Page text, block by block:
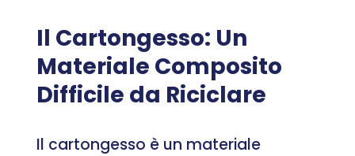
Il Cartongesso: Un
Materiale Composito
Difficile da Riciclare
Il cartongesso è un materiale